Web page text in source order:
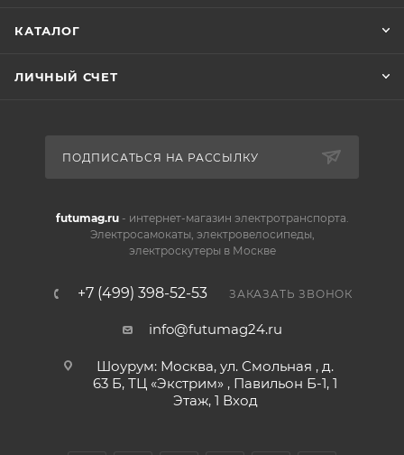
КАТАЛОГ
ЛИЧНЫЙ СЧЕТ
ПОДПИСАТЬСЯ НА РАССЫЛКУ
futumag.ru- интернет-магазин электротранспорта.
Электросамокаты, электровелосипеды,
электроскутеры в Москве
+7 (499) 398-52-53 ЗАКАЗАТЬ ЗВОНОК
info@futumag24.ru
Шоурум: Москва, ул. Смольная , д.
63 Б, ТЦ «Экстрим» , Павильон Б-1, 1
Этаж, 1 Вход